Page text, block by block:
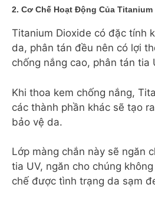
2. Cơ Chế Hoạt Động Của Titanium
Titanium Dioxide có đặc tính
da, phân tán đều nên có lợi
chống nắng cao, phân tán tia
Khi thoa kem chống nắng,
các thành phần khác sẽ tạo
bảo vệ da.
Lớp màng chắn này sẽ ngăn
tia UV, ngăn cho chúng
chế được tình trạng da sạm